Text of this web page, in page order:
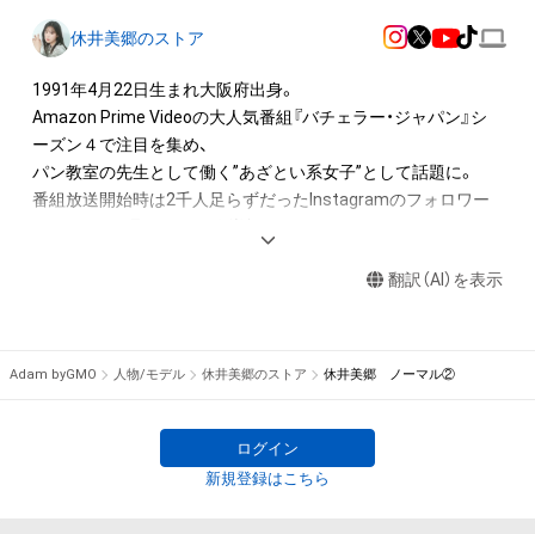
休井美郷のストア
1991年4月22日生まれ大阪府出身。
Amazon Prime Videoの大人気番組『バチェラー・ジャパン』シ
ーズン４で注目を集め、
パン教室の先生として働く”あざとい系女子”として話題に。
番組放送開始時は2千人足らずだったInstagramのフォロワー
特別なカットや動画がランダムで当たるキャンペーン、是非ア
翻訳（AI）を表示
Adam byGMO 人物/モデル 休井美郷のストア 休井美郷 ノーマル②
ログイン
新規登録はこちら